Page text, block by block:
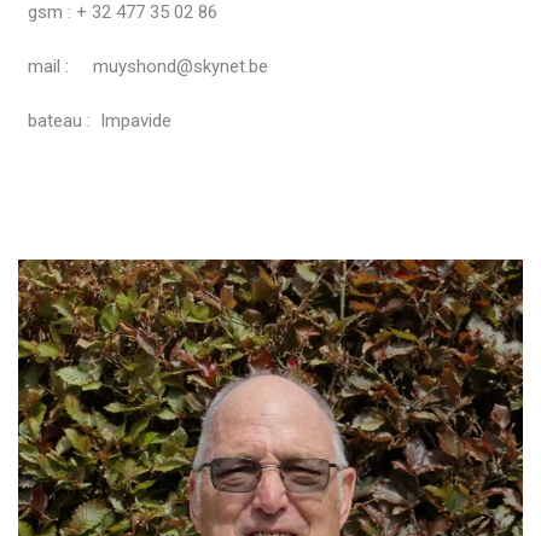
gsm : + 32 477 35 02 86
mail : muyshond@skynet.be
bateau : Impavide